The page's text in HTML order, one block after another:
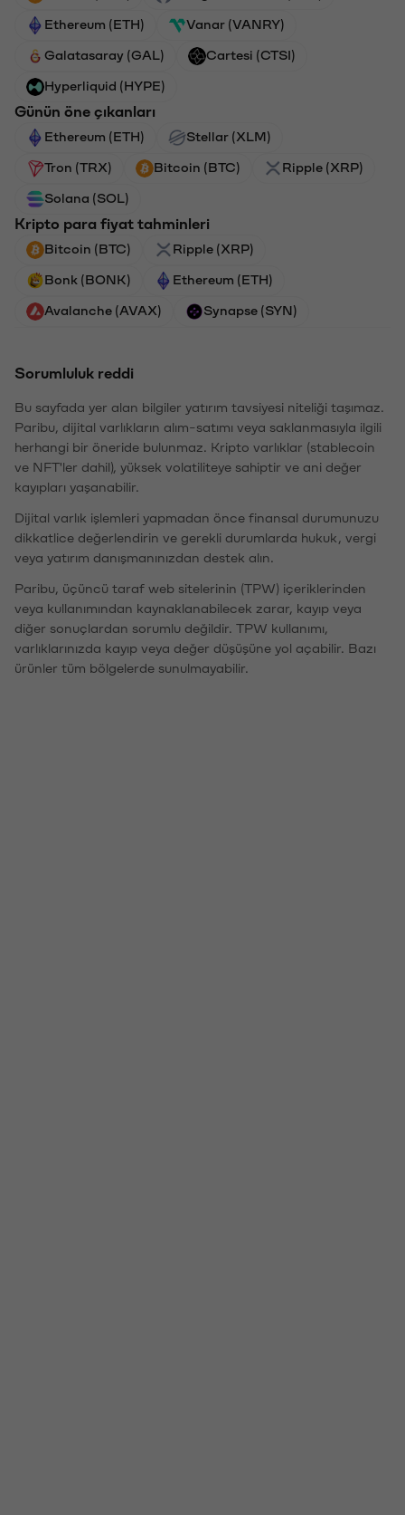
Ethereum (ETH) Vanar (VANRY)
Galatasaray (GAL) Cartesi (CTSI)
Hyperliquid (HYPE)
Günün öne çıkanları
Ethereum (ETH) Stellar (XLM)
Tron (TRX) Bitcoin (BTC) Ripple (XRP)
Solana (SOL)
Kripto para fiyat tahminleri
Bitcoin (BTC) Ripple (XRP)
Bonk (BONK) Ethereum (ETH)
Avalanche (AVAX) Synapse (SYN)
Sorumluluk reddi
Bu sayfada yer alan bilgiler yatırım tavsiyesi niteliği taşımaz.
Paribu, dijital varlıkların alım-satımı veya saklanmasıyla ilgili
herhangi bir öneride bulunmaz. Kripto varlıklar (stablecoin
ve NFT'ler dahil), yüksek volatiliteye sahiptir ve ani değer
kayıpları yaşanabilir.
Dijital varlık işlemleri yapmadan önce finansal durumunuzu
dikkatlice değerlendirin ve gerekli durumlarda hukuk, vergi
veya yatırım danışmanınızdan destek alın.
Paribu, üçüncü taraf web sitelerinin (TPW) içeriklerinden
veya kullanımından kaynaklanabilecek zarar, kayıp veya
diğer sonuçlardan sorumlu değildir. TPW kullanımı,
varlıklarınızda kayıp veya değer düşüşüne yol açabilir. Bazı
ürünler tüm bölgelerde sunulmayabilir.